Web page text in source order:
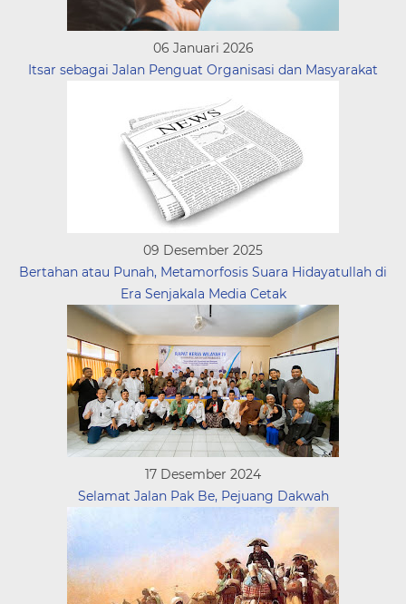
06 Januari 2026
Itsar sebagai Jalan Penguat Organisasi dan Masyarakat
09 Desember 2025
Bertahan atau Punah, Metamorfosis Suara Hidayatullah di
Era Senjakala Media Cetak
17 Desember 2024
Selamat Jalan Pak Be, Pejuang Dakwah